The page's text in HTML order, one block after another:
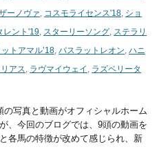
ーノヴァ コスモライセンス'18 ショ
レント'19 スターリーソング ステラリ
トアマル’18 バスラットレオン ハニ
アス ラヴマイウェイ
ラズベリータ
の写真と動画がオフィシャルホーム
、今回のブログでは、9頭の動画を
各馬の特徴が改めて感じられ、新